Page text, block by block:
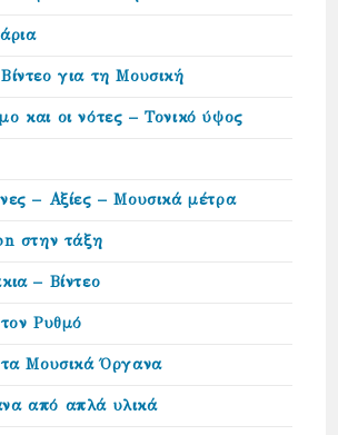
για τη Μουσική
και οι νότες – Τονικό ύψος
– Αξίες – Μουσικά μέτρα
στην τάξη
– Βίντεο
Ρυθμό
τα Μουσικά Όργανα
από απλά υλικά